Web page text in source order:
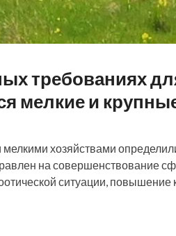
требованиях
мелкие и
хозяйствами
на совершенствование
ситуации, повышение